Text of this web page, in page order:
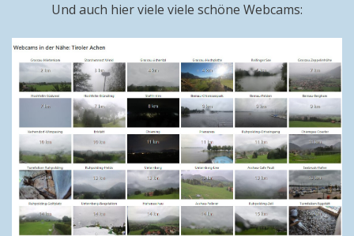
Und auch hier viele viele schöne Webcams: